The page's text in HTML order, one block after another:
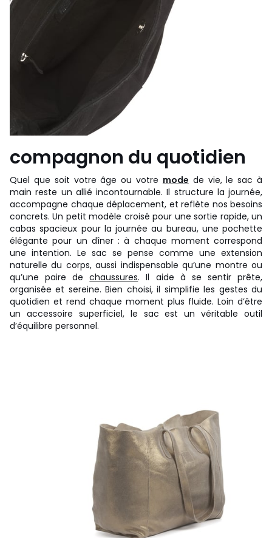
compagnon du quotidien
Quel que soit votre âge ou votre mode de vie, le sac à
main reste un allié incontournable. Il structure la journée,
accompagne chaque déplacement, et reflète nos besoins
concrets. Un petit modèle croisé pour une sortie rapide, un
cabas spacieux pour la journée au bureau, une pochette
élégante pour un dîner : à chaque moment correspond
une intention. Le sac se pense comme une extension
naturelle du corps, aussi indispensable qu’une montre ou
qu’une paire dechaussures. Il aide à se sentir prête,
organisée et sereine. Bien choisi, il simplifie les gestes du
quotidien et rend chaque moment plus fluide. Loin d’être
un accessoire superficiel, le sac est un véritable outil
d’équilibre personnel.